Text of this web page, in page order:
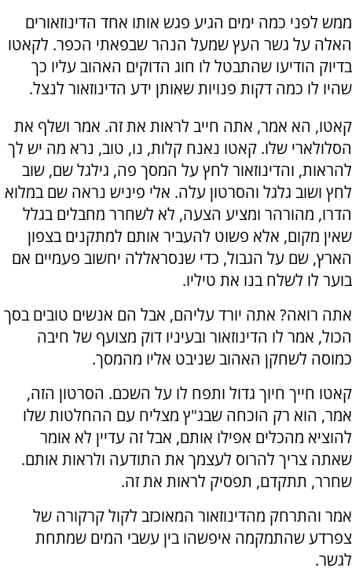
ממש לפני כמה ימים הגיע פגש אותו אחד הדינוזאורים
האלה על גשר העץ שמעל הנהר שבפאתי הכפר. לקאטו
בדיוק הודיעו שהתבטל לו חוג הדוקים האהוב עליו כך
שהיו לו כמה דקות פנויות שאותן ידע הדינוזאור לנצל.
קאטו, הא אמר, אתה חייב לראות את זה. אמר ושלף את
הסלולארי שלו. קאטו נאנח קלות, נו, טוב, נרא מה יש לך
להראות, והדינוזאור לחץ על המסך פה, גילגל שם, שוב
לחץ ושוב גלגל והסרטון עלה. אלי פיניש נראה שם במלוא
הדרו, מהורהר ומציע הצעה, לא לשחרר מחבלים בגלל
שאין מקום, אלא פשוט להעביר אותם למתקנים בצפון
הארץ, שם על הגבול, כדי שנסראללה יחשוב פעמיים אם
בוער לו לשלח בנו את טיליו.
אתה רואה? אתה יורד עליהם, אבל הם אנשים טובים בסך
הכול, אמר לו הדינוזאור ובעיניו דוק מצועף של חיבה
כמוסה לשחקן האהוב שניבט אליו מהמסך.
קאטו חייך חיוך גדול ותפח לו על השכם. הסרטון הזה,
אמר, הוא רק הוכחה שבג"ץ מצליח עם ההחלטות שלו
להוציא מהכלים אפילו אותם, אבל זה עדיין לא אומר
שאתה צריך להרוס לעצמך את התודעה ולראות אותם.
שחרר, תתקדם, תפסיק לראות את זה.
אמר והתרחק מהדינוזאור המאוכזב לקול קרקורה של
צפרדע שהתמקמה איפשהו בין עשבי המים שמתחת
לגשר.